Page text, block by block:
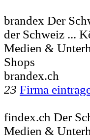
brandex Der
der Schweiz ...
Medien &
Shops
brandex.ch
23 Firma
findex.ch Der
Medien &